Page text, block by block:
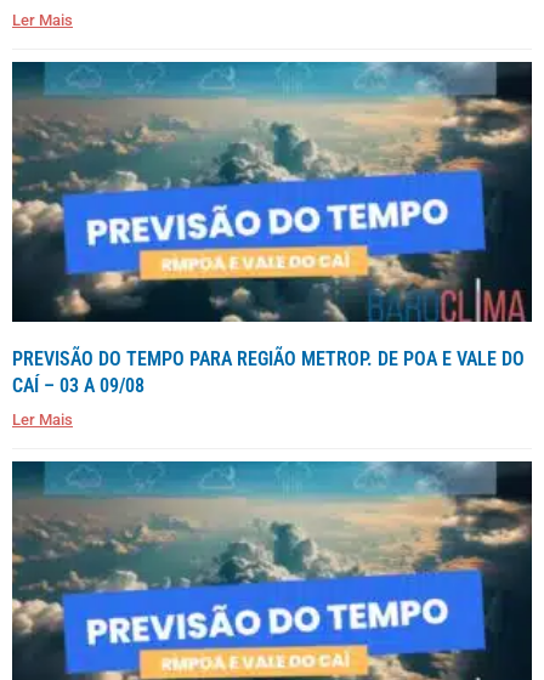
Ler Mais
PREVISÃO DO TEMPO PARA REGIÃO METROP. DE POA E VALE DO
CAÍ – 03 A 09/08
Ler Mais